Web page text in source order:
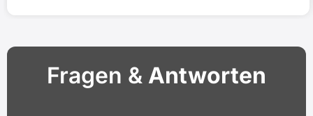
Fragen & Antworten